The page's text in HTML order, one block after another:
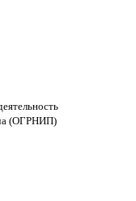
(ОГРНИП)